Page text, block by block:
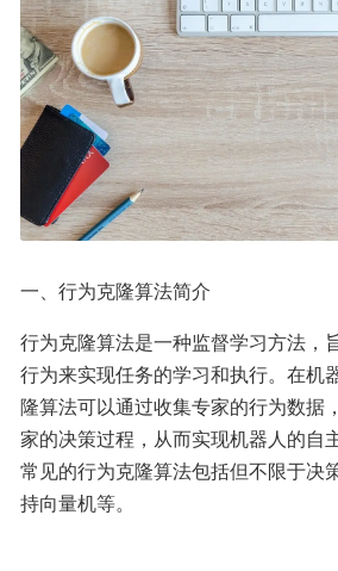
一、行为克隆算法简介
行为克隆算法是一种监督学习方法，
行为来实现任务的学习和执行。在机
隆算法可以通过收集专家的行为数据
家的决策过程，从而实现机器人的自
常见的行为克隆算法包括但不限于决
持向量机等。